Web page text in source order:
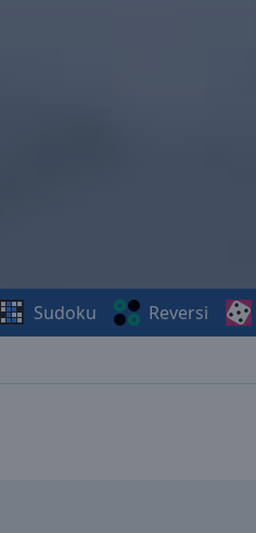
Sudoku Reversi